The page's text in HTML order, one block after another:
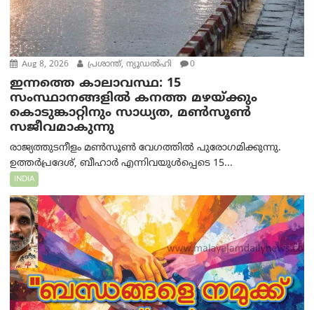
Aug 8, 2026 പ്രശാന്ത്, ന്യൂഡല്‍ഹി 0
ഇന്നത്തെ കാലാവസ്ഥ: 15
സംസ്ഥാനങ്ങളിൽ കനത്ത മഴയ്ക്കും
കൊടുങ്കാറ്റിനും സാധ്യത, മൺസൂൺ
സജീവമാകുന്നു
രാജ്യത്തുടനീളം മൺസൂൺ വേഗത്തിൽ പുരോഗമിക്കുന്നു.
ഉത്തർപ്രദേശ്, ബീഹാർ എന്നിവയുൾപ്പെടെ 15...
INDIA